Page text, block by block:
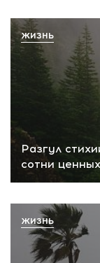
Разгул
сотни
ЖИЗНЬ
ЖИЗНЬ